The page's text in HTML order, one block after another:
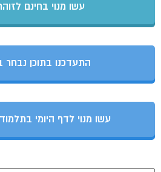
עשו מנוי בחינם
התעדכנו בתוכן נבחר
עשו מנוי לדף היומי